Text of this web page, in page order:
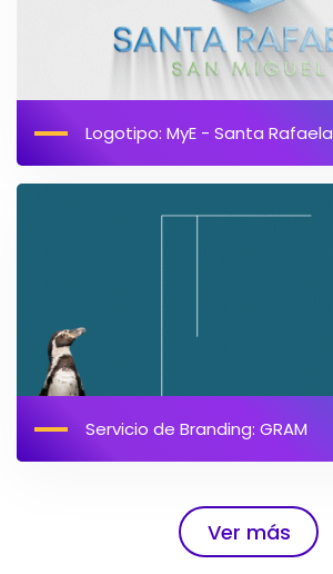
Logotipo: MyE - Santa Rafaela
Servicio de Branding: GRAM
Ver más